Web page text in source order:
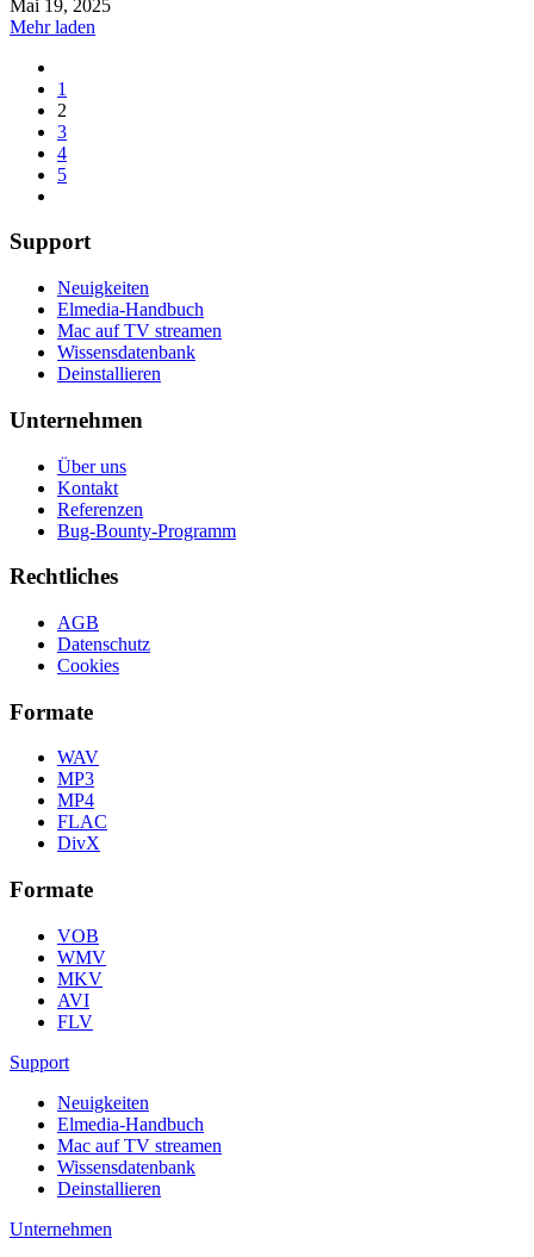
Mai 19, 2025
Mehr laden
1
2
3
4
5
Support
Neuigkeiten
Elmedia-Handbuch
Mac auf TV streamen
Wissensdatenbank
Deinstallieren
Unternehmen
Über uns
Kontakt
Referenzen
Bug-Bounty-Programm
Rechtliches
AGB
Datenschutz
Cookies
Formate
WAV
MP3
MP4
FLAC
DivX
Formate
VOB
WMV
MKV
AVI
FLV
Support
Neuigkeiten
Elmedia-Handbuch
Mac auf TV streamen
Wissensdatenbank
Deinstallieren
Unternehmen